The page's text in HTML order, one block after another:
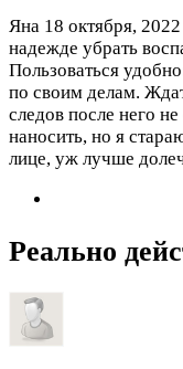
Яна 18 октября,
надежде убрать
Пользоваться
по своим делам.
следов после него
наносить, но я
лице, уж лучше
Реально